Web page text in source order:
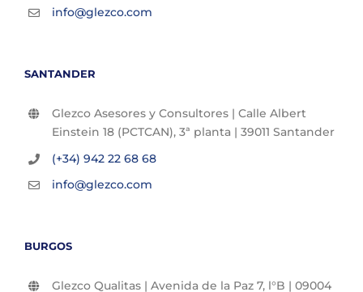
info@glezco.com
SANTANDER
Glezco Asesores y Consultores | Calle Albert
Einstein 18 (PCTCAN), 3ª planta | 39011 Santander
(+34) 942 22 68 68
info@glezco.com
BURGOS
Glezco Qualitas | Avenida de la Paz 7, l°B | 09004